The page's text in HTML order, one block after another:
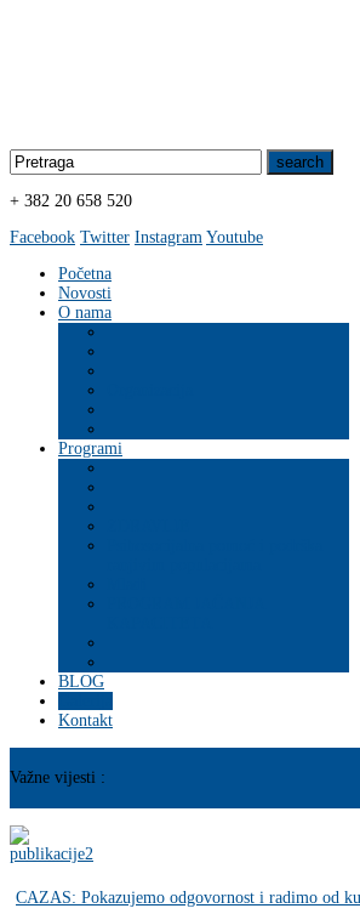
+ 382 20 658 520
Facebook Twitter Instagram Youtube
Početna
Novosti
O nama
Programi
BLOG
Kontakt
Važne vijesti :
CAZAS: Pokazujemo odgovornost i radimo od